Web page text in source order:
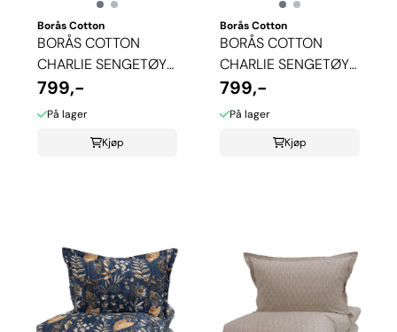
Borås Cotton
BORÅS COTTON
CHARLIE SENGETØY -
BEIGE
799,-
På lager
Kjøp
Borås Cotton
BORÅS COTTON
CHARLIE SENGETØY -
BLÅ
799,-
På lager
Kjøp